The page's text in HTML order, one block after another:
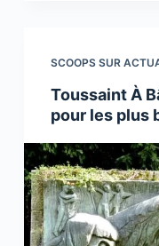
SCOOPS SUR
Toussaint À
pour les plus